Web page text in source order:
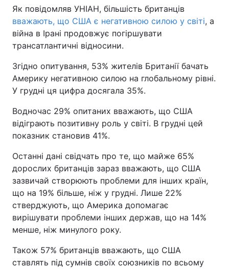
Як повідомляв УНІАН, більшість британців
вважають, що США є негативною силою у світі, а
війна в Ірані продовжує погіршувати
трансатлантичні відносини.
Згідно опитування, 53% жителів Британії бачать
Америку негативною силою на глобальному рівні.
У грудні ця цифра досягала 35%.
Водночас 29% опитаних вважають, що США
відіграють позитивну роль у світі. В грудні цей
показник становив 41%.
Останні дані свідчать про те, що майже 65%
дорослих британців зараз вважають, що США
зазвичай створюють проблеми для інших країн,
що на 19% більше, ніж у грудні. Лише 22%
стверджують, що Америка допомагає
вирішувати проблеми інших держав, що на 14%
менше, ніж минулого року.
Також 57% британців вважають, що США
ставлять під сумнів своїх союзників по всьому